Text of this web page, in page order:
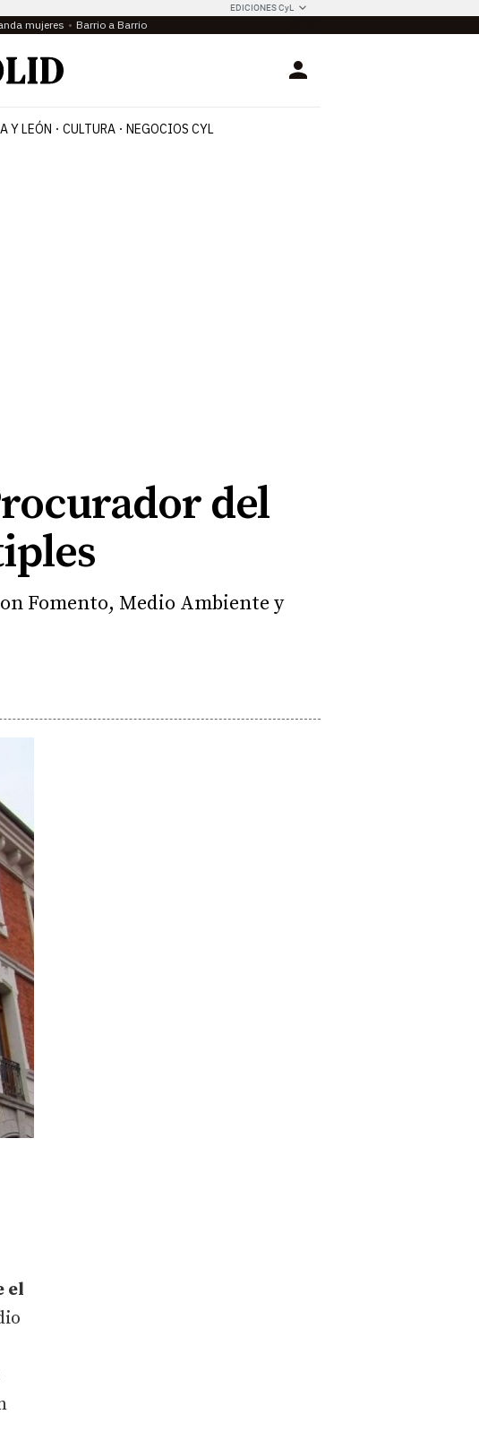
EDICIONES CyL
mujeres Barrio a Barrio
Login
Y LEÓN CULTURA NEGOCIOS CYL
del
Fomento, Medio Ambiente y
el